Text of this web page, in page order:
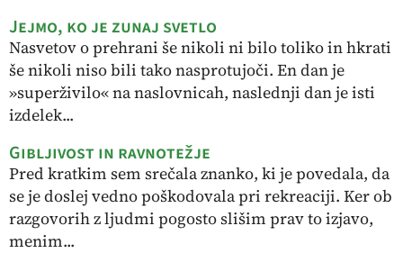
Jejmo, ko je zunaj svetlo
Nasvetov o prehrani še nikoli ni bilo toliko in hkrati
še nikoli niso bili tako nasprotujoči. En dan je
»superživilo« na naslovnicah, naslednji dan je isti
izdelek...
Gibljivost in ravnotežje
Pred kratkim sem srečala znanko, ki je povedala, da
se je doslej vedno poškodovala pri rekreaciji. Ker ob
razgovorih z ljudmi pogosto slišim prav to izjavo,
menim...